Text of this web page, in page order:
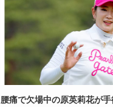
腰痛で欠場中の原英莉花が手